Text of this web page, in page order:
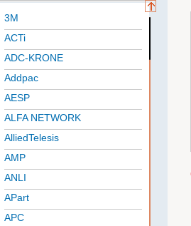
3M
ACTi
ADC-KRONE
Addpac
AESP
ALFA NETWORK
AlliedTelesis
AMP
ANLI
APart
APC